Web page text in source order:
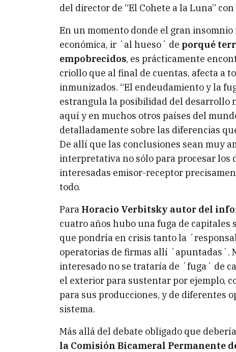
del director de “El Cohete a la Luna”
En un momento donde el gran
económica, ir ´al hueso´ de porqué
empobrecidos, es prácticamente
criollo que al final de cuentas, afecta a
inmunizados. “El endeudamiento y la
estrangula la posibilidad del desarrollo
aquí y en muchos otros países del
detalladamente sobre las diferencias
De allí que las conclusiones sean muy
interpretativa no sólo para procesar los
interesadas emisor-receptor
todo.
Para Horacio Verbitsky autor del
cuatro años hubo una fuga de
que pondría en crisis tanto la
operatorias de firmas allí ´apuntadas´.
interesado no se trataría de ´fuga´ de
el exterior para sustentar por ejemplo,
para sus producciones, y de diferentes
sistema.
Más allá del debate obligado que
la Comisión Bicameral Permanente